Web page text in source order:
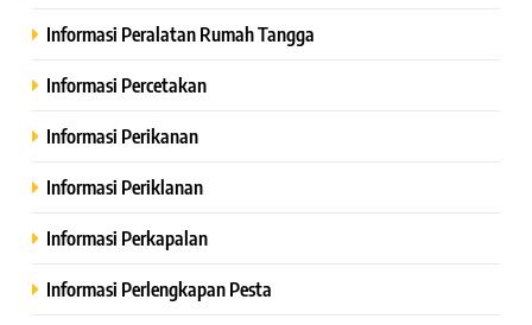
Informasi Peralatan Rumah Tangga
Informasi Percetakan
Informasi Perikanan
Informasi Periklanan
Informasi Perkapalan
Informasi Perlengkapan Pesta